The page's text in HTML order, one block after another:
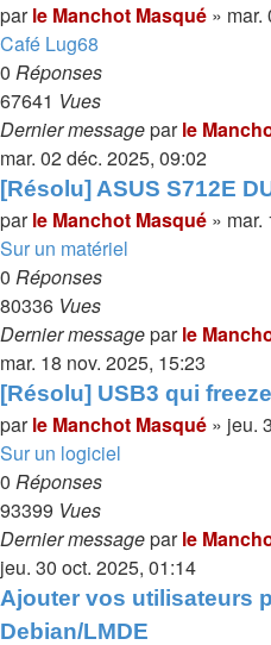
parle Manchot Masqué » mar.
Café Lug68
0 Réponses
67641 Vues
Dernier messageparle
mar. 02 déc. 2025, 09:02
[Résolu] ASUS S712E
parle Manchot Masqué » mar.
Sur un matériel
0 Réponses
80336 Vues
Dernier messageparle
mar. 18 nov. 2025, 15:23
[Résolu] USB3 qui freeze
parle Manchot Masqué » jeu.
Sur un logiciel
0 Réponses
93399 Vues
Dernier messageparle
jeu. 30 oct. 2025, 01:14
Ajouter vos utilisateurs
Debian/LMDE